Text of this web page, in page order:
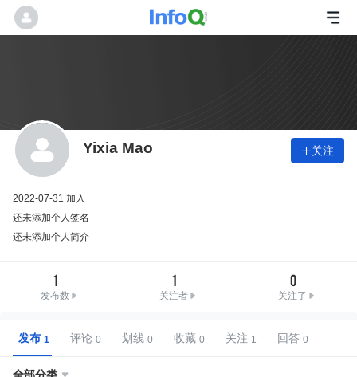
Yixia Mao 关注
2022-07-31 加入
还未添加个人签名
还未添加个人简介
1
发布数
1
关注者
0
关注了
发布 评论 划线 收藏 关注 回答
